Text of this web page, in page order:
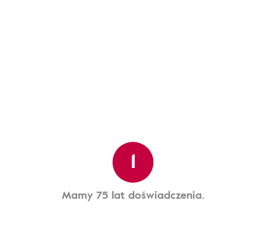
1
Mamy 75 lat doświadczenia.